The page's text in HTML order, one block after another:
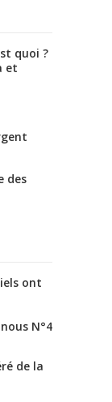
quoi ?
et
des
ont
N°4
de la